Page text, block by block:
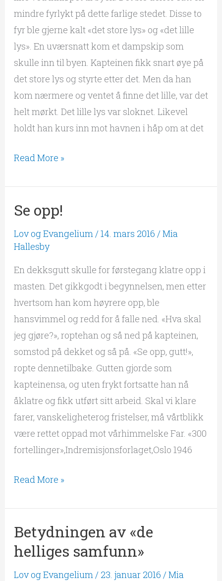
mindre fyrlykt på dette farlige stedet. Disse to
fyr ble gjerne kalt «det store lys» og «det lille
lys». En uværsnatt kom et dampskip som
skulle inn til byen. Kapteinen fikk snart øye på
det store lys og styrte etter det. Men da han
kom nærmere og ventet å finne det lille, var det
helt mørkt. Det lille lys var sloknet. Likevel
holdt han kurs inn mot havnen i håp om at det
Read More »
Se opp!
Lov og Evangelium/14. mars 2016 /Mia
Hallesby
En dekksgutt skulle for førstegang klatre opp i
masten. Det gikkgodt i begynnelsen, men etter
hvertsom han kom høyrere opp, ble
hansvimmel og redd for å falle ned. «Hva skal
jeg gjøre?», roptehan og så ned på kapteinen,
somstod på dekket og så på. «Se opp, gutt!»,
ropte dennetilbake. Gutten gjorde som
kapteinensa, og uten frykt fortsatte han nå
åklatre og fikk utført sitt arbeid. Skal vi klare
farer, vanskeligheterog fristelser, må vårtblikk
være rettet oppad mot vårhimmelske Far. «300
fortellinger»,Indremisjonsforlaget,Oslo 1946
Se
Read More »
Betydningen av «de
helliges samfunn»
Lov og Evangelium/ 23. januar 2016 /Mia
Betydningen
av